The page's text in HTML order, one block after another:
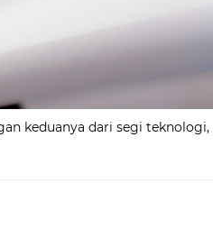
keduanya dari segi